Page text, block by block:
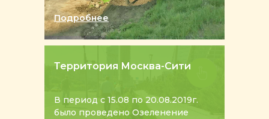
Территория Москва-Сити
В период с 15.08 по 20.08.2019г.
было проведено Озеленение
Подробнее